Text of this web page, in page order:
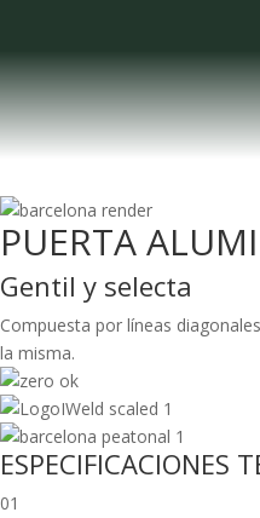
PUERTA
Gentil y selecta
Compuesta por líneas
la misma.
ESPECIFICACIONES
01